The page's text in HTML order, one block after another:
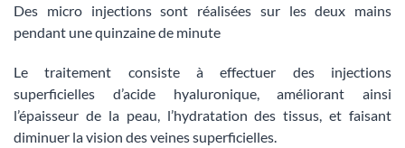
Des micro injections sont réalisées sur les deux mains
pendant une quinzaine de minute
Le traitement consiste à effectuer des injections
superficielles d’acide hyaluronique, améliorant ainsi
l’épaisseur de la peau, l’hydratation des tissus, et faisant
diminuer la vision des veines superficielles.